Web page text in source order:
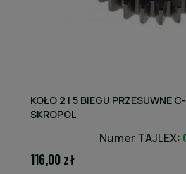
KOŁO 2 I 5 BIEGU PRZESUWNE
SKROPOL
Numer TAJLEX:
116,00 zł